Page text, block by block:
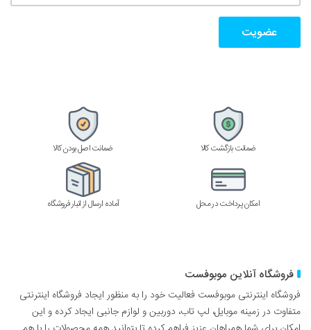
را
ضمانت بازگشت کالا ضمانت اصل بودن کالا
امکان پرداخت در محل آماده ارسال از انبار فروشگاه
فروشگاه آنلاین موبوفست
فروشگاه اینترنتی موبوفست فعالیت خود را به منظور ایجاد فروشگاه اینترنتی
متفاوت در زمینه موبایل، لپ تاب، دوربین و لوازم جانبی ایجاد کرده و این